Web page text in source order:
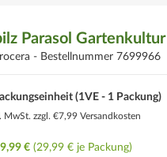
Parasol Gartenkultur
- Bestellnummer 7699966
(1VE - 1 Packung)
MwSt.zzgl. €7,99 Versandkosten
€ (29,99 € je Packung)